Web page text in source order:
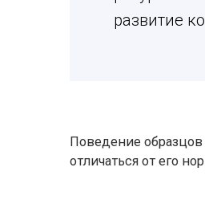
развитие
Поведение
отличаться от его